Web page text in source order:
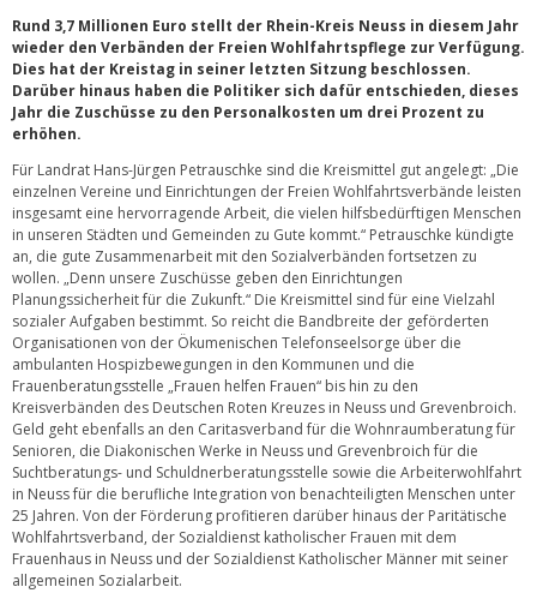
Rund 3,7 Millionen Euro stellt der Rhein-Kreis Neuss in diesem Jahr
wieder den Verbänden der Freien Wohlfahrtspflege zur Verfügung.
Dies hat der Kreistag in seiner letzten Sitzung beschlossen.
Darüber hinaus haben die Politiker sich dafür entschieden, dieses
Jahr die Zuschüsse zu den Personalkosten um drei Prozent zu
erhöhen.
Für Landrat Hans-Jürgen Petrauschke sind die Kreismittel gut angelegt: „Die
einzelnen Vereine und Einrichtungen der Freien Wohlfahrtsverbände leisten
insgesamt eine hervorragende Arbeit, die vielen hilfsbedürftigen Menschen
in unseren Städten und Gemeinden zu Gute kommt.“ Petrauschke kündigte
an, die gute Zusammenarbeit mit den Sozialverbänden fortsetzen zu
wollen. „Denn unsere Zuschüsse geben den Einrichtungen
Planungssicherheit für die Zukunft.“ Die Kreismittel sind für eine Vielzahl
sozialer Aufgaben bestimmt. So reicht die Bandbreite der geförderten
Organisationen von der Ökumenischen Telefonseelsorge über die
ambulanten Hospizbewegungen in den Kommunen und die
Frauenberatungsstelle „Frauen helfen Frauen“ bis hin zu den
Kreisverbänden des Deutschen Roten Kreuzes in Neuss und Grevenbroich.
Geld geht ebenfalls an den Caritasverband für die Wohnraumberatung für
Senioren, die Diakonischen Werke in Neuss und Grevenbroich für die
Suchtberatungs- und Schuldnerberatungsstelle sowie die Arbeiterwohlfahrt
in Neuss für die berufliche Integration von benachteiligten Menschen unter
25 Jahren. Von der Förderung profitieren darüber hinaus der Paritätische
Wohlfahrtsverband, der Sozialdienst katholischer Frauen mit dem
Frauenhaus in Neuss und der Sozialdienst Katholischer Männer mit seiner
allgemeinen Sozialarbeit.